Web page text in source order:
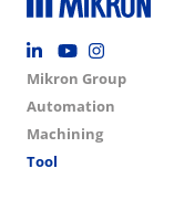
Footer social
Group menu
Mikron Group
Automation
Machining
Tool